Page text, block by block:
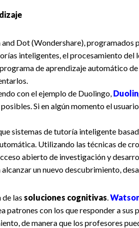
Dot (Wondershare), programados
inteligentes, el procesamiento
de aprendizaje automático
con el ejemplo de Duolingo,
Si en algún momento el
sistemas de tutoría inteligente
Utilizando las técnicas de
abierto de investigación y
un nuevo descubrimiento,
las soluciones cognitivas
patrones con los que responder a sus
de manera que los profesores